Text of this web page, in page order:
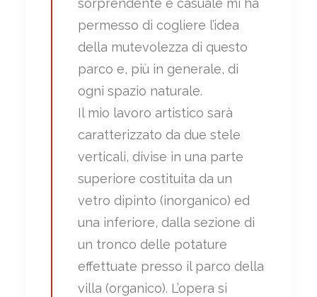
sorprendente e casuale mi ha
permesso di cogliere l’idea
della mutevolezza di questo
parco e, più in generale, di
ogni spazio naturale.
Il mio lavoro artistico sarà
caratterizzato da due stele
verticali, divise in una parte
superiore costituita da un
vetro dipinto (inorganico) ed
una inferiore, dalla sezione di
un tronco delle potature
effettuate presso il parco della
villa (organico). L’opera si